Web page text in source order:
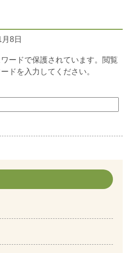
8日
ードで保護されています。閲覧
ドを入力してください。